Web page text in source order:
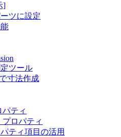
]
ツに設定
ツール
寸法作成
ティ
ロパティ
ティ項目の活用